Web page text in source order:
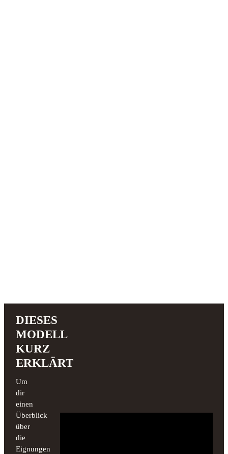
DIESES
MODELL
KURZ
ERKLÄRT
Um
dir
einen
Überblick
über
die
Eignungen